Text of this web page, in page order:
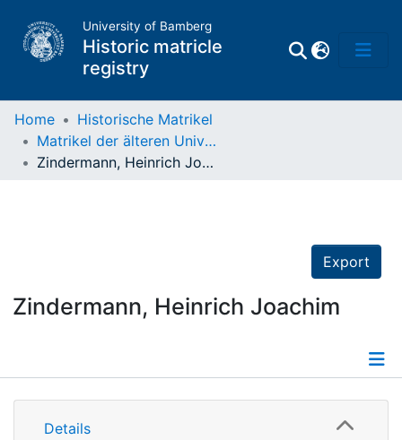
University of Bamberg
Historic matricle
registry
Matrikel
Home
Historische Matrikel
Matrikel der älteren Universität
Zindermann, Heinrich Joachim
Export
Zindermann, Heinrich Joachim
Details
Details